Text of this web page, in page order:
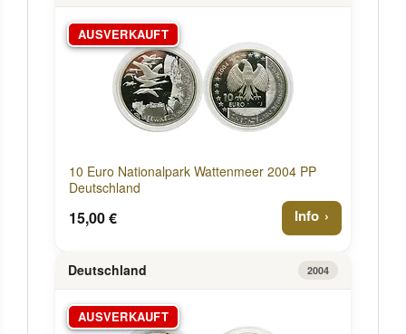
AUSVERKAUFT
10 Euro Nationalpark Wattenmeer 2004 PP
Deutschland
15,00 € Info
Deutschland 2004
AUSVERKAUFT